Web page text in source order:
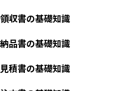
領収書の基礎知識
納品書の基礎知識
見積書の基礎知識